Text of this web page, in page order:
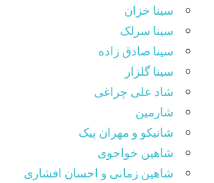
سینا خزان
سینا سرلک
سینا صادق زاده
سینا گلزار
شاد علی چراغی
شارمین
شانیکو و مهران پیک
شاهین خواجوی
شاهین زمانی و احسان افشاری